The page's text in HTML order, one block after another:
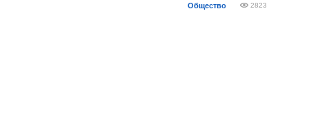
Общество 2823